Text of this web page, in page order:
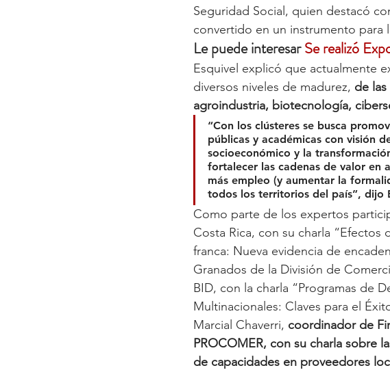
Seguridad Social, quien destacó
convertido en un instrumento para
Le puede interesar Se realizó
Esquivel explicó que actualmente
diversos niveles de madurez, de
agroindustria, biotecnología,
“Con los clústeres se busca
públicas y académicas con visión
socioeconómico y la
fortalecer las cadenas de valor en
más empleo (y aumentar la
todos los territorios del país”, dijo
Como parte de los expertos
Costa Rica, con su charla
franca: Nueva evidencia de
Granados de la División de
BID, con la charla “Programas de
Multinacionales: Claves para el
Marcial Chaverri, coordinador de
PROCOMER, con su charla sobre
de capacidades en proveedores